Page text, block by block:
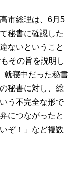
市総理は、6月5
秘書に確認した
ないということ
その旨を説明し
就寝中だった秘書
秘書に対し、総
う不完全な形で
につながったと
ぞ！」など複数